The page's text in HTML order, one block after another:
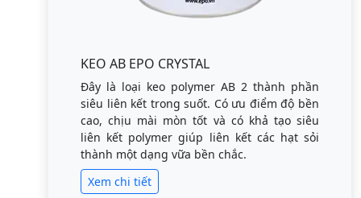
KEO AB EPO CRYSTAL
Đây là loại keo polymer AB 2 thành phần
siêu liên kết trong suốt. Có ưu điểm độ bền
cao, chịu mài mòn tốt và có khả tạo siêu
liên kết polymer giúp liên kết các hạt sỏi
thành một dạng vữa bền chắc.
Xem chi tiết